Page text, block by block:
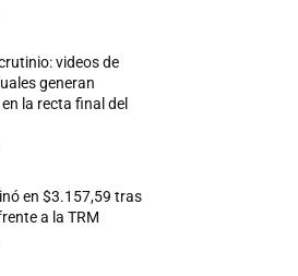
videos de
generan
la recta final del
en $3.157,59 tras
a la TRM